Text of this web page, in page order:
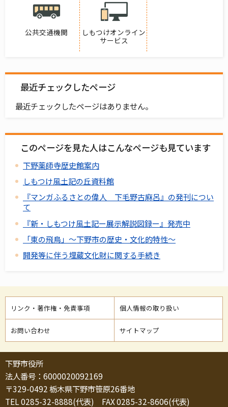
公共交通機関
しもつけオンライン
サービス
最近チェックしたページ
最近チェックしたページはありません。
このページを見た人はこんなページも見ています
下野薬師寺歴史館案内
しもつけ風土記の丘資料館
『マンガふるさとの偉人 下毛野古麻呂』の発刊につい
て
『新・しもつけ風土記ー展示解説図録ー』発売中
「東の飛鳥」～下野市の歴史・文化的特性～
開発等に伴う埋蔵文化財に関する手続き
リンク・著作権・免責事項 個人情報の取り扱い
お問い合わせ サイトマップ
下野市役所
法人番号：6000020092169
〒329-0492 栃木県下野市笹原26番地
TEL 0285-32-8888(代表) FAX 0285-32-8606(代表)